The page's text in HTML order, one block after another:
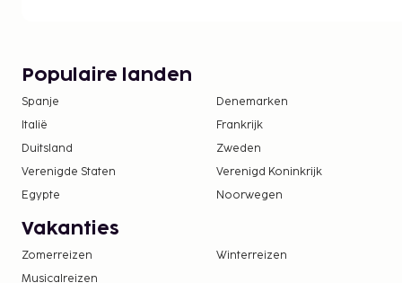
Populaire landen
Spanje Denemarken
Italië
Frankrijk
Duitsland
Zweden
Verenigde Staten
Verenigd Koninkrijk
Egypte
Noorwegen
Vakanties
Zomerreizen Winterreizen
Musicalreizen